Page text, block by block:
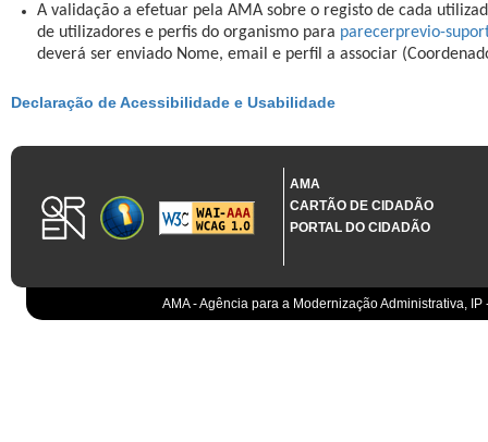
A validação a efetuar pela AMA sobre o registo de cada
de utilizadores e perfis do organismo para parecerprevio-
deverá ser enviado Nome, email e perfil a associar
Declaração de Acessibilidade e Usabilidade
AMA
CARTÃO DE CIDADÃO
PORTAL DO CIDADÃO
AMA - Agência para a Modernização Administrativa,